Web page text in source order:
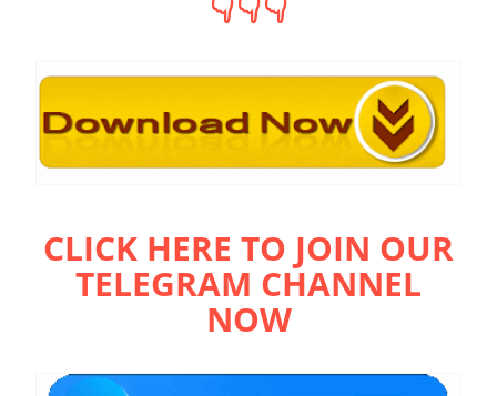
CLICK HERE TO JOIN OUR
TELEGRAM CHANNEL
NOW